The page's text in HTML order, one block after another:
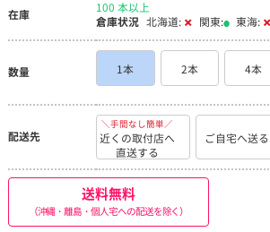
在庫
100 本以上
倉庫状況 北海道: 関東: 東海:
数量 1本 2本 4本
配送先
＼手間なし簡単／
近くの取付店へ
直送する
ご自宅へ送る
送料無料
（沖縄・離島・個人宅への配送を除く）